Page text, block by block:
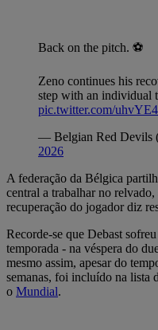
Back on the pitch. ⚽
Zeno continues his
step with an individual
pic.twitter.com/
— Belgian Red Devils
2026
A federação da Bélgica
central a trabalhar no
recuperação do jogador diz
Recorde-se que Debast
temporada - na véspera do
mesmo assim, apesar do
semanas, foi incluído na lista
o Mundial.